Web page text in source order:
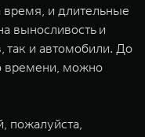
время, и длительные
выносливость и
так и автомобили. До
времени, можно
пожалуйста,